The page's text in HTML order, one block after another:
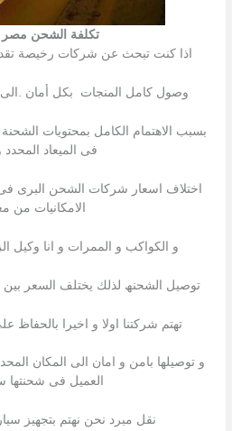
تكلفة الشحن مصر
اذا كنت تبحث عن شركات رخیصة
وصول كامل المنجات بكل أمان
بسبب الاھتمام الكامل بمحتویات
فى المیعاد المحدد
اختلاف اسعار شركات الشحن
الامكانیات من
و الكواكب و الممرات و انا وكيل
توصیل الشحنھ لذلك یختلف السعر
تھتم شركتنا اولا و اخیرا بالحفاظ
و توصیلھا بامن و امان الى المكان
العمیل فى شحنتھا
نقل مبرد نحن نھتم بتجھیز